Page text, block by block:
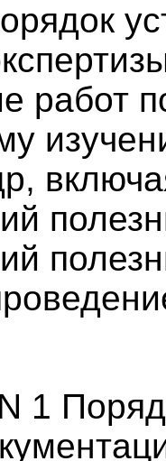
работ
1